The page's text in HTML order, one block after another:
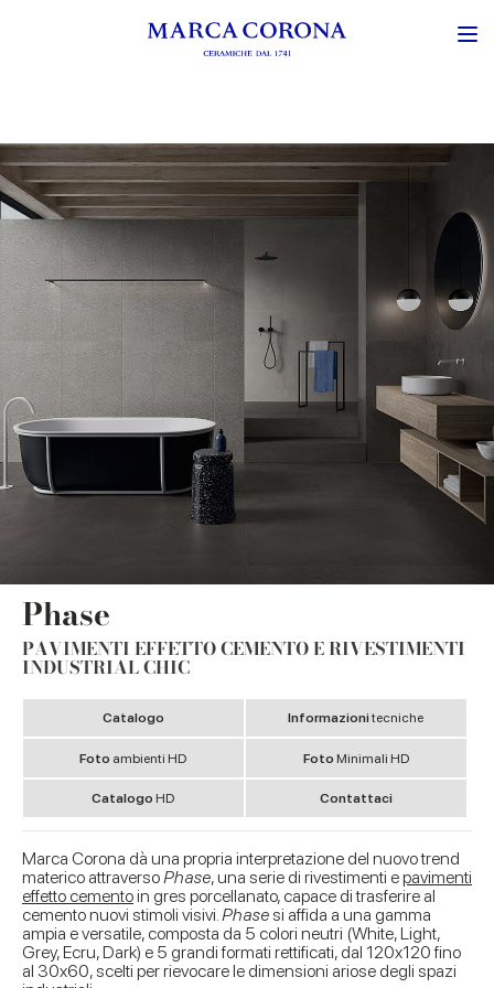
Phase
PAVIMENTI EFFETTO CEMENTO E RIVESTIMENTI
INDUSTRIAL CHIC
Catalogo Informazionitecniche
Foto ambienti HD Foto Minimali HD
Catalogo HD Contattaci
Marca Corona dà una propria interpretazione del nuovo trend
materico attraversoPhase, una serie di rivestimenti epavimenti
effetto cementoin gres porcellanato, capace di trasferire al
cemento nuovi stimoli visivi.Phase si affida a una gamma
ampia e versatile, composta da 5 colori neutri (White, Light,
Grey, Ecru, Dark) e 5 grandi formati rettificati, dal 120x120 fino
al 30x60, scelti per rievocare le dimensioni ariose degli spazi